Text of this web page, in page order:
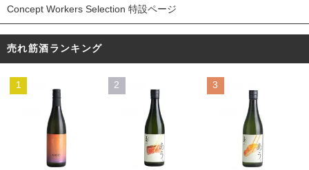
Concept Workers Selection 特設ページ
売れ筋酒ランキング
1 2 3